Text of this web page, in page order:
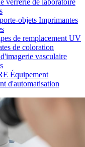
verrerie de laboratoire
objets Imprimantes
de remplacement UV
de coloration
vasculaire
Équipement
d'automatisation